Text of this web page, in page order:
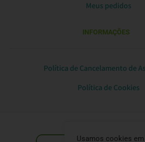
Meus pedidos
INFORMAÇÕES
Política de Cancelamento de
Política de Cookies
Usamos cookies